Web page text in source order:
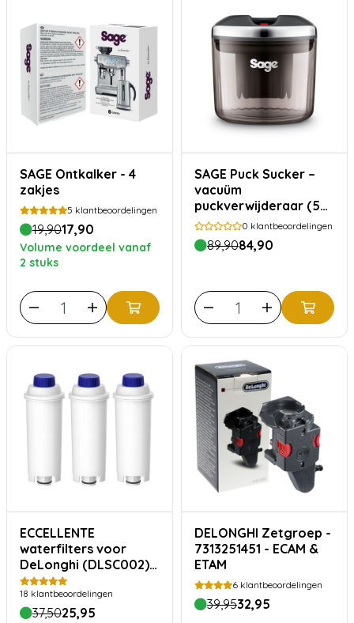
SAGE Ontkalker - 4
zakjes
5 klantbeoordelingen
19,9017,90
Volume voordeel vanaf
2 stuks
SAGE Puck Sucker –
vacuüm
puckverwijderaar (58
mm)
0 klantbeoordelingen
89,9084,90
ECCELLENTE
waterfilters voor
DeLonghi (DLSC002) –
3 stuks
18 klantbeoordelingen
37,5025,95
DELONGHI Zetgroep -
7313251451 - ECAM &
ETAM
6 klantbeoordelingen
39,9532,95